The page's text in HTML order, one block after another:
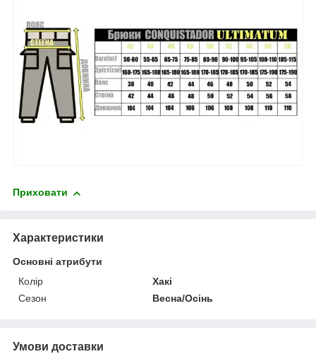
Приховати
Характеристики
Основні атрибути
Колір
Хакі
Сезон
Весна/Осінь
Умови доставки